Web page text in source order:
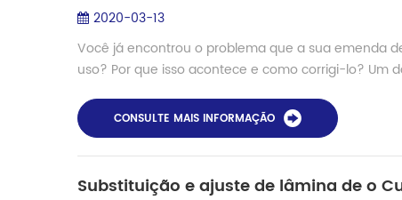
2020-03-13
Você já encontrou o problema que a sua emenda
uso? Por que isso acontece e como corrigi-lo? Um
CONSULTE MAIS INFORMAÇÃO
Substituição e ajuste de lâmina de o